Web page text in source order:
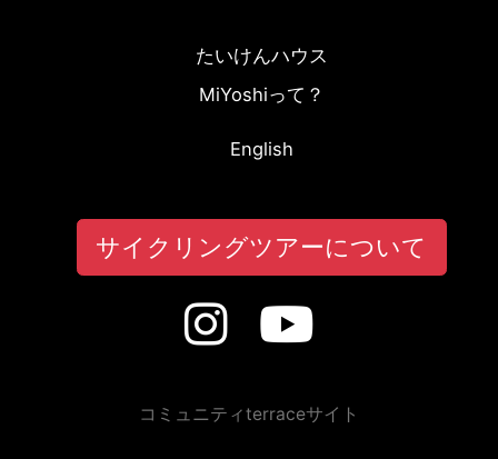
たいけんハウス
サイクリングツアーについて